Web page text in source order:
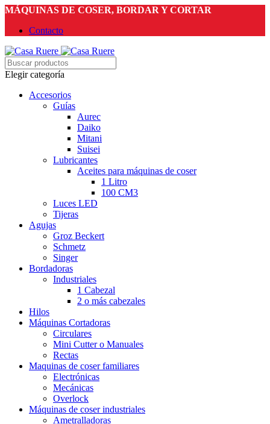
MÁQUINAS DE COSER, BORDAR Y CORTAR
Contacto
Elegir categoría
Accesorios
Guías
Aurec
Daiko
Mitani
Suisei
Lubricantes
Aceites para máquinas de coser
1 Litro
100 CM3
Luces LED
Tijeras
Agujas
Groz Beckert
Schmetz
Singer
Bordadoras
Industriales
1 Cabezal
2 o más cabezales
Hilos
Máquinas Cortadoras
Circulares
Mini Cutter o Manuales
Rectas
Maquinas de coser familiares
Electrónicas
Mecánicas
Overlock
Máquinas de coser industriales
Ametralladoras